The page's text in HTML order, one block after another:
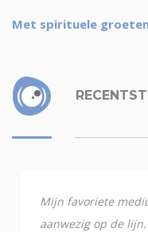
Met spirituele
Mijn favoriete
aanwezig op de